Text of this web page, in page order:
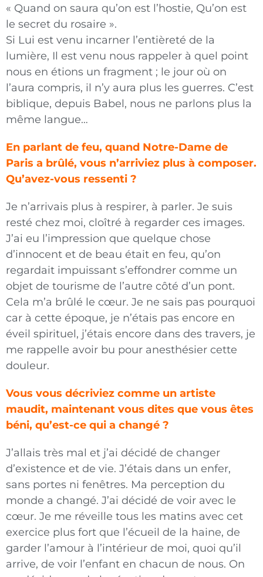
« Quand on saura qu’on est l’hostie, Qu’on est
le secret du rosaire ».
Si Lui est venu incarner l’entièreté de la
lumière, Il est venu nous rappeler à quel point
nous en étions un fragment ; le jour où on
l’aura compris, il n’y aura plus les guerres. C’est
biblique, depuis Babel, nous ne parlons plus la
même langue…
En parlant de feu, quand Notre-Dame de
Paris a brûlé, vous n’arriviez plus à composer.
Qu’avez-vous ressenti ?
Je n’arrivais plus à respirer, à parler. Je suis
resté chez moi, cloîtré à regarder ces images.
J’ai eu l’impression que quelque chose
d’innocent et de beau était en feu, qu’on
regardait impuissant s’effondrer comme un
objet de tourisme de l’autre côté d’un pont.
Cela m’a brûlé le cœur. Je ne sais pas pourquoi
car à cette époque, je n’étais pas encore en
éveil spirituel, j’étais encore dans des travers, je
me rappelle avoir bu pour anesthésier cette
douleur.
Vous vous décriviez comme un artiste
maudit, maintenant vous dites que vous êtes
béni, qu’est-ce qui a changé ?
J’allais très mal et j’ai décidé de changer
d’existence et de vie. J’étais dans un enfer,
sans portes ni fenêtres. Ma perception du
monde a changé. J’ai décidé de voir avec le
cœur. Je me réveille tous les matins avec cet
exercice plus fort que l’écueil de la haine, de
garder l’amour à l’intérieur de moi, quoi qu’il
arrive, de voir l’enfant en chacun de nous. On